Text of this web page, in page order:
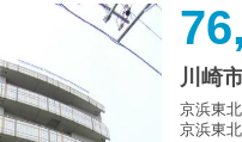
川崎
京浜東
京浜東